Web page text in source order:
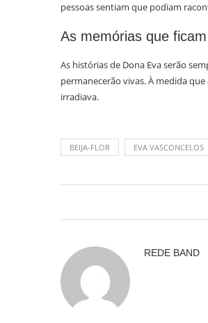
pessoas sentiam que podiam
As memórias que ficam
As histórias de Dona Eva serão
permanecerão vivas. À medida
irradiava.
BEIJA-FLOR EVA VASCONCELOS
REDE BAND